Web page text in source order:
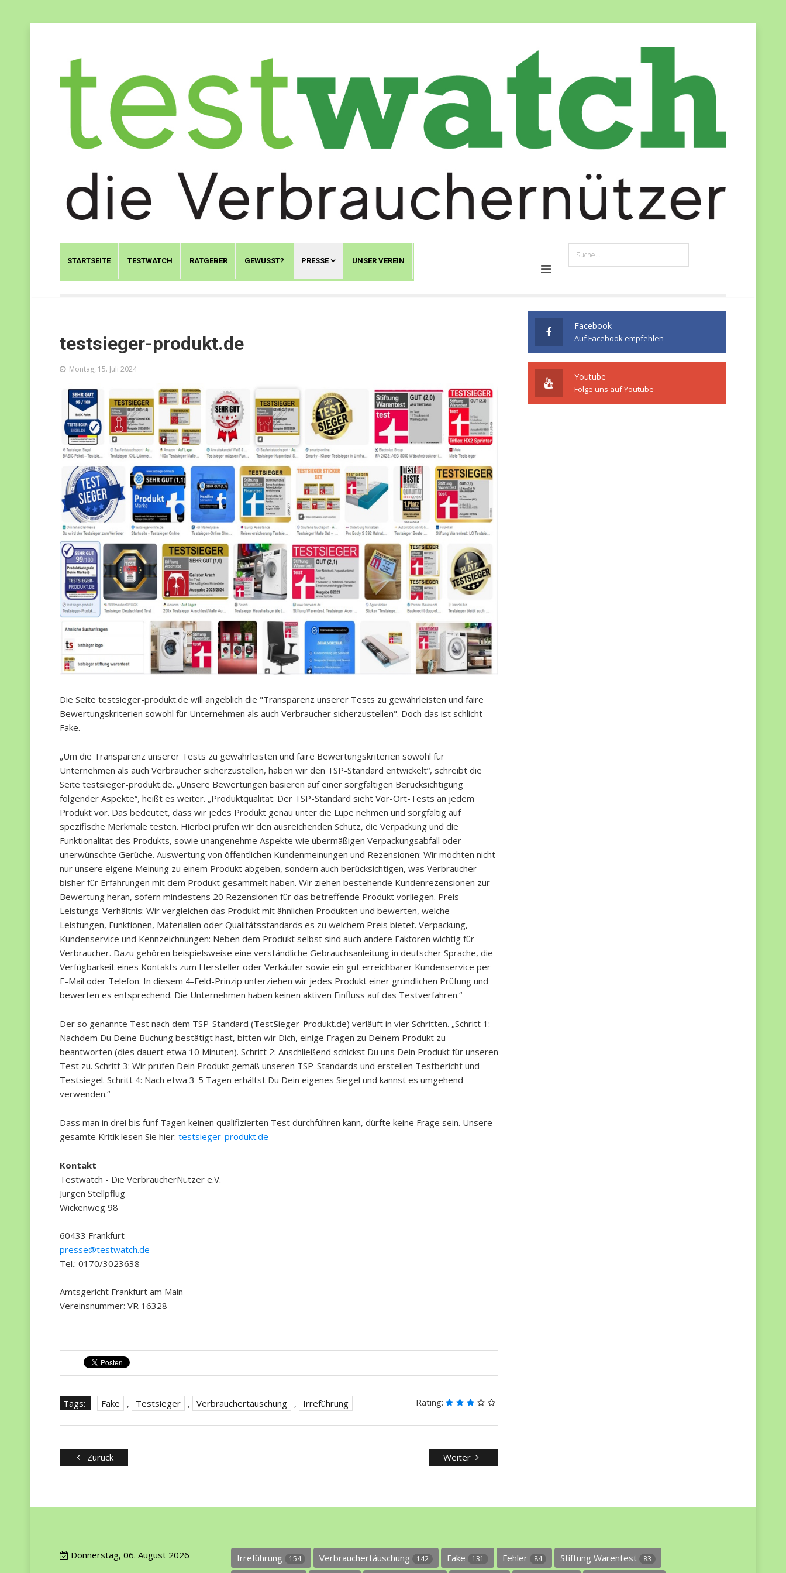
STARTSEITE TESTWATCH RATGEBER GEWUSST? PRESSE UNSER VEREIN
testsieger-produkt.de
Montag, 15. Juli 2024
Die Seite testsieger-produkt.de will angeblich die "Transparenz unserer Tests zu gewährleisten und faire
Bewertungskriterien sowohl für Unternehmen als auch Verbraucher sicherzustellen". Doch das ist schlicht
Fake.
„Um die Transparenz unserer Tests zu gewährleisten und faire Bewertungskriterien sowohl für
Unternehmen als auch Verbraucher sicherzustellen, haben wir den TSP-Standard entwickelt“, schreibt die
Seite testsieger-produkt.de. „Unsere Bewertungen basieren auf einer sorgfältigen Berücksichtigung
folgender Aspekte“, heißt es weiter. „Produktqualität: Der TSP-Standard sieht Vor-Ort-Tests an jedem
Produkt vor. Das bedeutet, dass wir jedes Produkt genau unter die Lupe nehmen und sorgfältig auf
spezifische Merkmale testen. Hierbei prüfen wir den ausreichenden Schutz, die Verpackung und die
Funktionalität des Produkts, sowie unangenehme Aspekte wie übermäßigen Verpackungsabfall oder
unerwünschte Gerüche. Auswertung von öffentlichen Kundenmeinungen und Rezensionen: Wir möchten nicht
nur unsere eigene Meinung zu einem Produkt abgeben, sondern auch berücksichtigen, was Verbraucher
bisher für Erfahrungen mit dem Produkt gesammelt haben. Wir ziehen bestehende Kundenrezensionen zur
Bewertung heran, sofern mindestens 20 Rezensionen für das betreffende Produkt vorliegen. Preis-
Leistungs-Verhältnis: Wir vergleichen das Produkt mit ähnlichen Produkten und bewerten, welche
Leistungen, Funktionen, Materialien oder Qualitätsstandards es zu welchem Preis bietet. Verpackung,
Kundenservice und Kennzeichnungen: Neben dem Produkt selbst sind auch andere Faktoren wichtig für
Verbraucher. Dazu gehören beispielsweise eine verständliche Gebrauchsanleitung in deutscher Sprache, die
Verfügbarkeit eines Kontakts zum Hersteller oder Verkäufer sowie ein gut erreichbarer Kundenservice per
E-Mail oder Telefon. In diesem 4-Feld-Prinzip unterziehen wir jedes Produkt einer gründlichen Prüfung und
bewerten es entsprechend. Die Unternehmen haben keinen aktiven Einfluss auf das Testverfahren.“
Der so genannte Test nach dem TSP-Standard (TestSieger-Produkt.de) verläuft in vier Schritten. „Schritt 1:
Nachdem Du Deine Buchung bestätigt hast, bitten wir Dich, einige Fragen zu Deinem Produkt zu
beantworten (dies dauert etwa 10 Minuten). Schritt 2: Anschließend schickst Du uns Dein Produkt für unseren
Test zu. Schritt 3: Wir prüfen Dein Produkt gemäß unseren TSP-Standards und erstellen Testbericht und
Testsiegel. Schritt 4: Nach etwa 3-5 Tagen erhältst Du Dein eigenes Siegel und kannst es umgehend
verwenden.“
Dass man in drei bis fünf Tagen keinen qualifizierten Test durchführen kann, dürfte keine Frage sein. Unsere
gesamte Kritik lesen Sie hier: testsieger-produkt.de
Kontakt
Testwatch - Die VerbraucherNützer e.V.
Jürgen Stellpflug
Wickenweg 98
60433 Frankfurt
presse@testwatch.de
Tel.: 0170/3023638
Amtsgericht Frankfurt am Main
Vereinsnummer: VR 16328
Tags: Fake , Testsieger , Verbrauchertäuschung , Irreführung Rating:
Zurück Weiter
Facebook
Auf Facebook empfehlen
Youtube
Folge uns auf Youtube
Donnerstag, 06. August 2026 Irreführung 154 Verbrauchertäuschung 142 Fake 131 Fehler 84 Stiftung Warentest 83